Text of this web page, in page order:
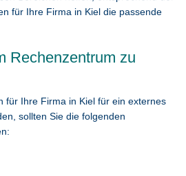
für Ihre Firma in Kiel die passende
Rechenzentrum zu
für Ihre Firma in Kiel für ein externes
sollten Sie die folgenden